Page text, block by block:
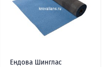
Ендова Шинглас